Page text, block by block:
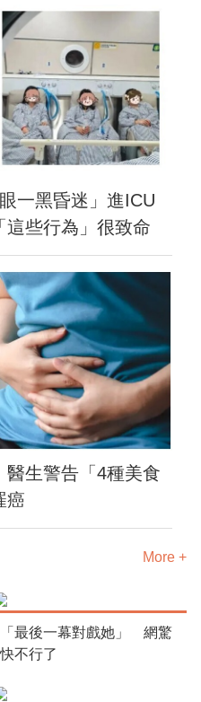
一黑昏迷」進ICU
些行為」很致命
醫生警告「4種美食
癌
More +
最後一幕對戲她」 網驚
不行了